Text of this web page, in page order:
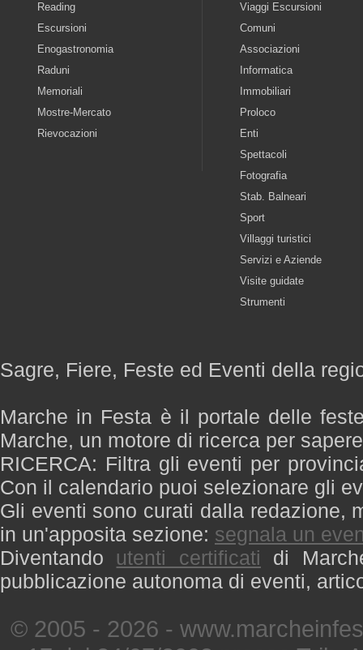
Reading
Escursioni
Enogastronomia
Raduni
Memoriali
Mostre-Mercato
Rievocazioni
Viaggi Escursioni
Comuni
Associazioni
Informatica
Immobiliari
Proloco
Enti
Spettacoli
Fotografia
Stab. Balneari
Sport
Villaggi turistici
Servizi e Aziende
Visite guidate
Strumenti
Sagre, Fiere, Feste ed Eventi della
Marche in Festa è il portale delle
Marche, un motore di ricerca per
RICERCA: Filtra gli eventi per
Con il calendario puoi selezionare gli
Gli eventi sono curati dalla redazione,
in un'apposita sezione: segnala un
Diventando utenti certificati di
pubblicazione autonoma di eventi,
© 2005 - 2026 -